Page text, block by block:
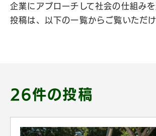
企業にアプローチして社会の仕組み
投稿は、以下の一覧からご覧いただけ
26件の投稿